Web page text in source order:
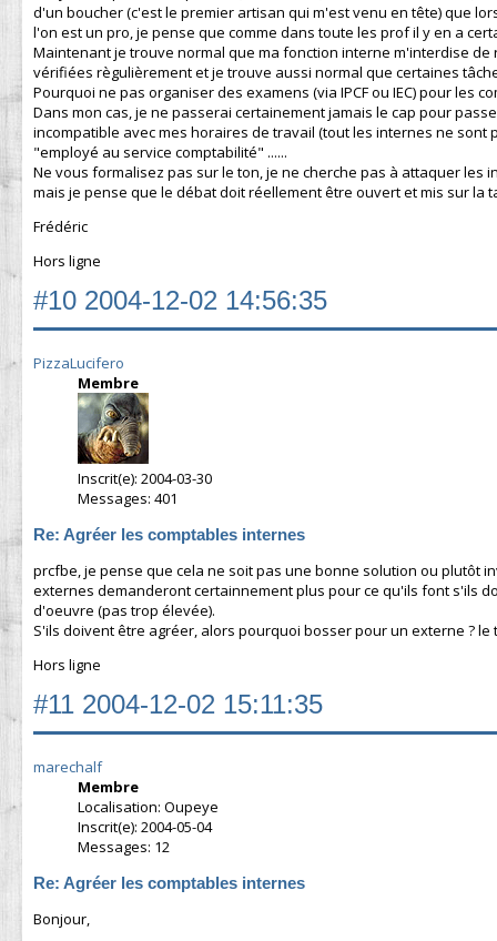
d'un boucher (c'est le premier artisan qui m'est venu en tête) que
l'on est un pro, je pense que comme dans toute les prof il y en a
Maintenant je trouve normal que ma fonction interne m'interdise
vérifiées règulièrement et je trouve aussi normal que certaines
Pourquoi ne pas organiser des examens (via IPCF ou IEC) pour les
Dans mon cas, je ne passerai certainement jamais le cap pour
incompatible avec mes horaires de travail (tout les internes ne
"employé au service comptabilité" ......
Ne vous formalisez pas sur le ton, je ne cherche pas à attaquer
mais je pense que le débat doit réellement être ouvert et mis sur la
Frédéric
Hors ligne
#10 2004-12-02 14:56:35
PizzaLucifero
Membre
Inscrit(e): 2004-03-30
Messages: 401
Re: Agréer les comptables internes
prcfbe, je pense que cela ne soit pas une bonne solution ou plutôt
externes demanderont certainnement plus pour ce qu'ils font s'ils
d'oeuvre (pas trop élevée).
S'ils doivent être agréer, alors pourquoi bosser pour un externe ?
Hors ligne
#11 2004-12-02 15:11:35
marechalf
Membre
Localisation: Oupeye
Inscrit(e): 2004-05-04
Messages: 12
Re: Agréer les comptables internes
Bonjour,